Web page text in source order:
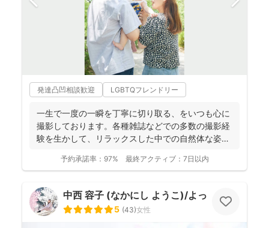
発達凸凹相談歓迎 LGBTQフレンドリー
一生で一度の一瞬を丁寧に切り取る、をいつも心に
撮影しております。各種雑誌などでの多数の撮影経
験を生かして、リラックスした中での自然体な姿の
予約承諾率： 97% 最終アクティブ： 7日以内
中西 容子 (なかにし ようこ)/よっこふぉと
5 (43)女性